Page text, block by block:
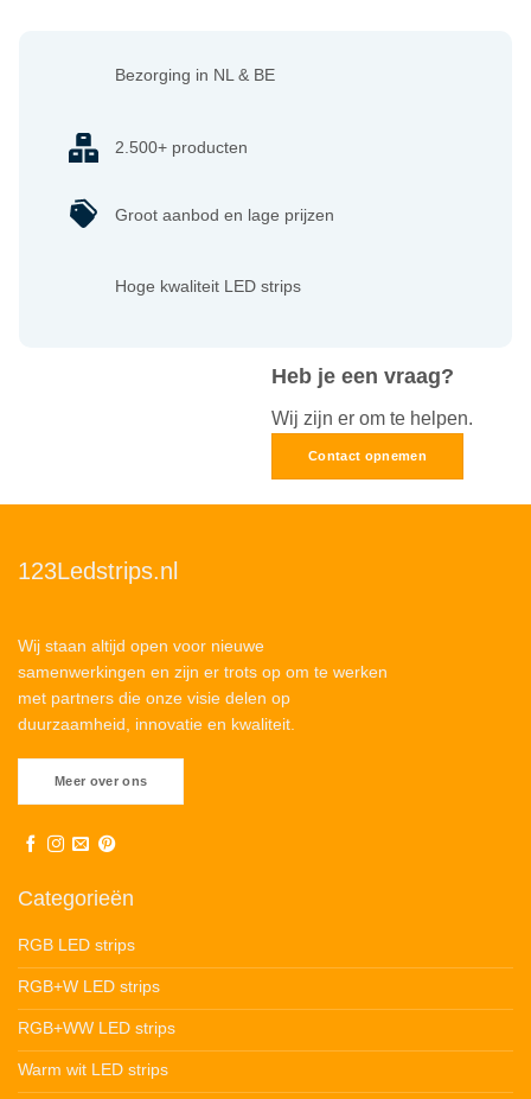
Heb je een vraag?
Wij zijn er om te helpen.
Contact opnemen
Bezorging in NL & BE
2.500+ producten
Groot aanbod en lage prijzen
Hoge kwaliteit LED strips
123Ledstrips.nl
Wij staan altijd open voor nieuwe
samenwerkingen en zijn er trots op om te werken
met partners die onze visie delen op
duurzaamheid, innovatie en kwaliteit.
Meer over ons
Categorieën
RGB LED strips
RGB+W LED strips
RGB+WW LED strips
Warm wit LED strips